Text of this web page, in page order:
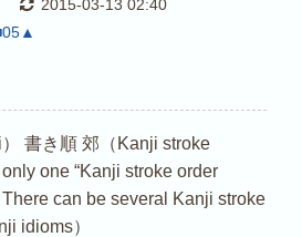
2015-03-13 02:40
書き順 郊（Kanji stroke
one “Kanji stroke order
can be several Kanji stroke
idioms）